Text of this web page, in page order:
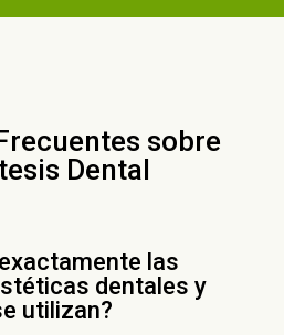
sobre
Dental
las
dentales y
utilizan?